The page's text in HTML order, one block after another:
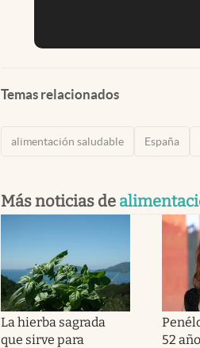
Temas relacionados
alimentación saludable España
Más noticias de
La hierba sagrada
que sirve para
52